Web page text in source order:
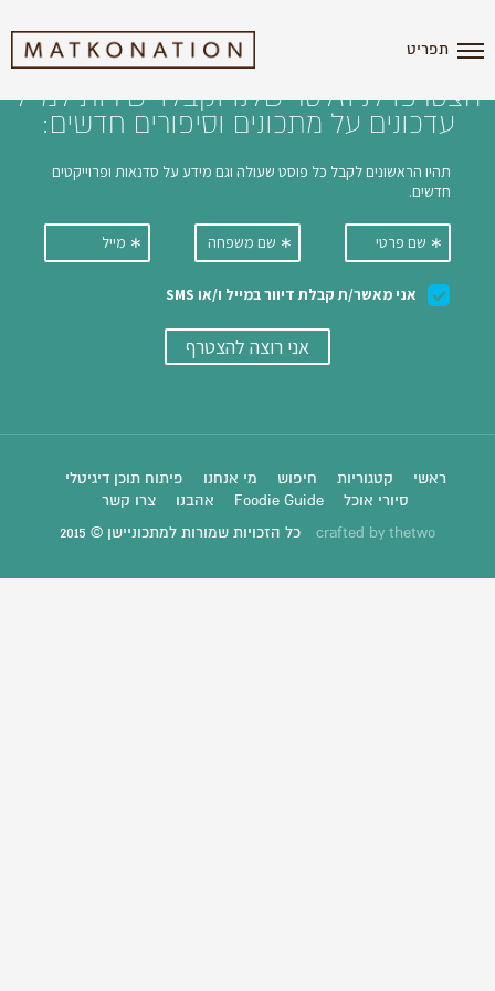
תפריט
הצטרפו לניוזלטר שלנו וקבלו ישירות למייל
עדכונים על מתכונים וסיפורים חדשים:
ראשי קטגוריות חיפוש מי אנחנו
פיתוח תוכן דיגיטלי
סיורי אוכל
Foodie Guide אהבנו צרו קשר
crafted by thetwo כל הזכויות שמורות למתכוניישן © 2015